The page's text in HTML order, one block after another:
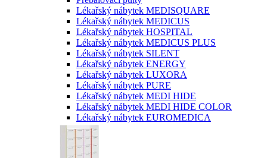
Lékařský nábytek MEDISQUARE
Lékařský nábytek MEDICUS
Lékařský nábytek HOSPITAL
Lékařský nábytek MEDICUS PLUS
Lékařský nábytek SILENT
Lékařský nábytek ENERGY
Lékařský nábytek LUXORA
Lékařský nábytek PURE
Lékařský nábytek MEDI HIDE
Lékařský nábytek MEDI HIDE COLOR
Lékařský nábytek EUROMEDICA